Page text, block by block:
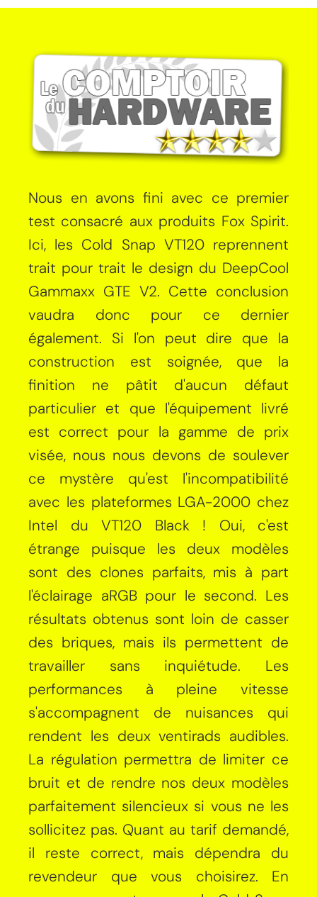
Nous en avons fini avec ce premier
test consacré aux produits Fox Spirit.
Ici, les Cold Snap VT120 reprennent
trait pour trait le design du DeepCool
Gammaxx GTE V2. Cette conclusion
vaudra donc pour ce dernier
également. Si l'on peut dire que la
construction est soignée, que la
finition ne pâtit d'aucun défaut
particulier et que l'équipement livré
est correct pour la gamme de prix
visée, nous nous devons de soulever
ce mystère qu'est l'incompatibilité
avec les plateformes LGA-2000 chez
Intel du VT120 Black ! Oui, c'est
étrange puisque les deux modèles
sont des clones parfaits, mis à part
l'éclairage aRGB pour le second. Les
résultats obtenus sont loin de casser
des briques, mais ils permettent de
travailler sans inquiétude. Les
performances à pleine vitesse
s'accompagnent de nuisances qui
rendent les deux ventirads audibles.
La régulation permettra de limiter ce
bruit et de rendre nos deux modèles
parfaitement silencieux si vous ne les
sollicitez pas. Quant au tarif demandé,
il reste correct, mais dépendra du
revendeur que vous choisirez. En